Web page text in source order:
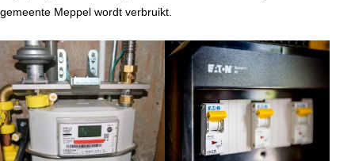
gemeente Meppel wordt verbruikt.